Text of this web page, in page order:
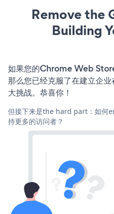
Remove the
Building
如果您的Chrome Web
那么您已经克服了在建立企
大挑战。恭喜你！
但接下来是the hard part：如何
持更多的访问者？